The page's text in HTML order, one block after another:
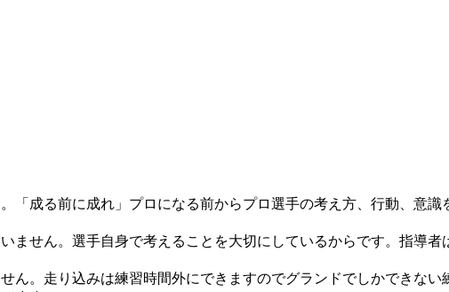
「成る前に成れ」プロになる前からプロ選手の考え方、行動、意
ません。選手自身で考えることを大切にしているからです。指導
ん。走り込みは練習時間外にできますのでグランドでしかできな